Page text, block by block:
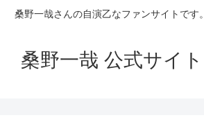
桑野一哉さんの自演乙なファンサイトです。
桑野一哉 公式サイト